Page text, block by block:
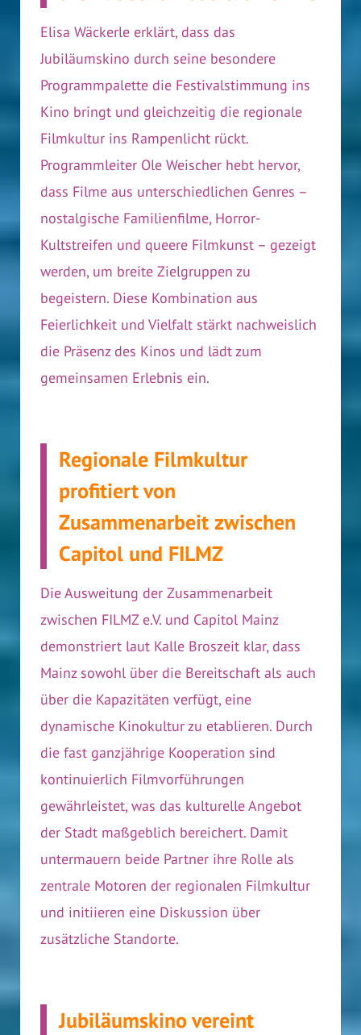
Elisa Wäckerle erklärt, dass das
Jubiläumskino durch seine besondere
Programmpalette die Festivalstimmung ins
Kino bringt und gleichzeitig die regionale
Filmkultur ins Rampenlicht rückt.
Programmleiter Ole Weischer hebt hervor,
dass Filme aus unterschiedlichen Genres –
nostalgische Familienfilme, Horror-
Kultstreifen und queere Filmkunst – gezeigt
werden, um breite Zielgruppen zu
begeistern. Diese Kombination aus
Feierlichkeit und Vielfalt stärkt nachweislich
die Präsenz des Kinos und lädt zum
gemeinsamen Erlebnis ein.
Regionale Filmkultur
profitiert von
Zusammenarbeit zwischen
Capitol und FILMZ
Die Ausweitung der Zusammenarbeit
zwischen FILMZ e.V. und Capitol Mainz
demonstriert laut Kalle Broszeit klar, dass
Mainz sowohl über die Bereitschaft als auch
über die Kapazitäten verfügt, eine
dynamische Kinokultur zu etablieren. Durch
die fast ganzjährige Kooperation sind
kontinuierlich Filmvorführungen
gewährleistet, was das kulturelle Angebot
der Stadt maßgeblich bereichert. Damit
untermauern beide Partner ihre Rolle als
zentrale Motoren der regionalen Filmkultur
und initiieren eine Diskussion über
zusätzliche Standorte.
Jubiläumskino vereint